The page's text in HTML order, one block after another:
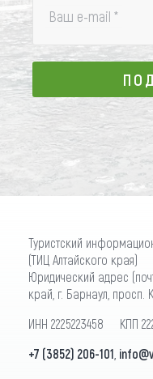
Ваш e-mail *
Туристский
(ТИЦ Алтайского края)
Юридический адрес
край, г. Барнаул, просп.
ИНН 2225223458 КПП
+7 (3852) 206-101